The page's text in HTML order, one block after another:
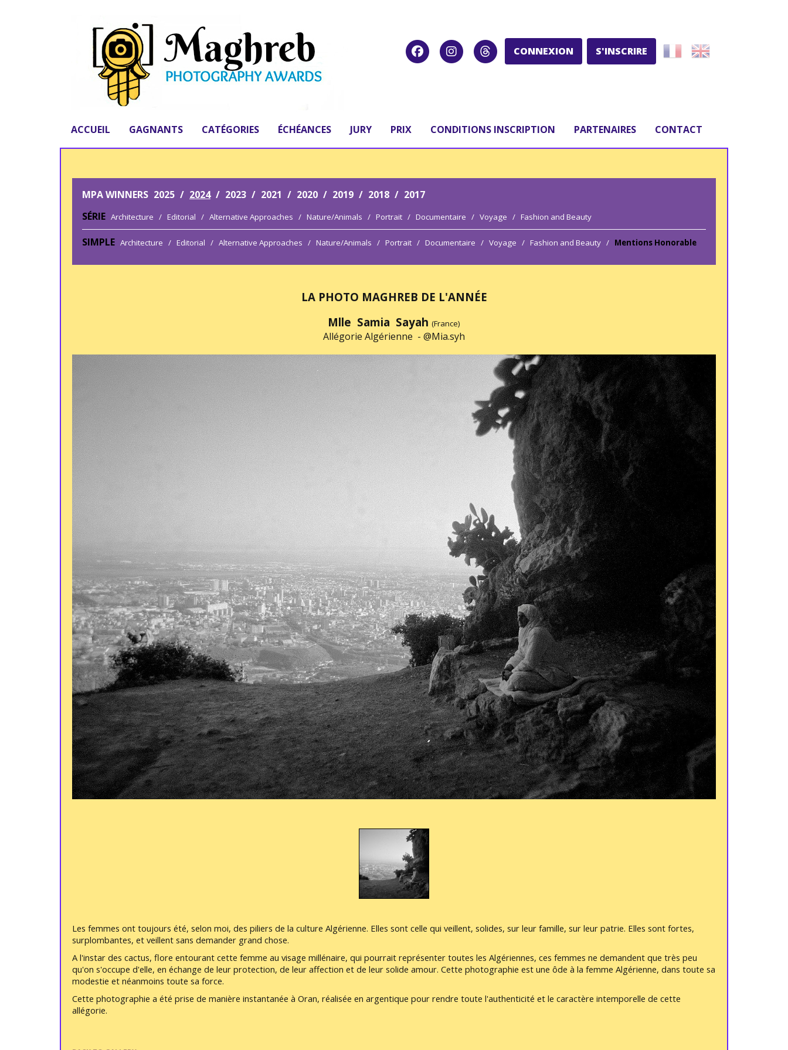
CONNEXION S'INSCRIRE
ACCUEIL GAGNANTS CATÉGORIES ÉCHÉANCES JURY PRIX CONDITIONS INSCRIPTION PARTENAIRES CONTACT
MPA WINNERS 2025 / 2024 / 2023 / 2021 / 2020 / 2019 / 2018 / 2017
SÉRIE Architecture / Editorial / Alternative Approaches / Nature/Animals / Portrait / Documentaire / Voyage / Fashion and Beauty
SIMPLE Architecture / Editorial / Alternative Approaches / Nature/Animals / Portrait / Documentaire / Voyage / Fashion and Beauty / Mentions Honorable
LA PHOTO MAGHREB DE L'ANNÉE
Mlle Samia Sayah (France)
Allégorie Algérienne - @Mia.syh
Les femmes ont toujours été, selon moi, des piliers de la culture Algérienne. Elles sont celle qui veillent, solides, sur leur famille, sur leur patrie. Elles sont fortes,
surplombantes, et veillent sans demander grand chose.
A l'instar des cactus, flore entourant cette femme au visage millénaire, qui pourrait représenter toutes les Algériennes, ces femmes ne demandent que très peu
qu'on s'occupe d'elle, en échange de leur protection, de leur affection et de leur solide amour. Cette photographie est une ôde à la femme Algérienne, dans toute sa
modestie et néanmoins toute sa force.
Cette photographie a été prise de manière instantanée à Oran, réalisée en argentique pour rendre toute l'authenticité et le caractère intemporelle de cette
allégorie.